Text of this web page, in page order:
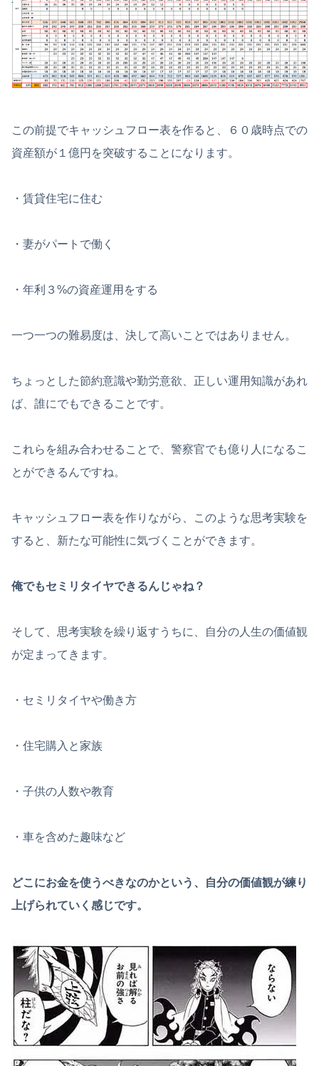
この前提でキャッシュフロー表を作ると、６０歳時点での
資産額が１億円を突破することになります。
・賃貸住宅に住む
・妻がパートで働く
・年利３%の資産運用をする
一つ一つの難易度は、決して高いことではありません。
ちょっとした節約意識や勤労意欲、正しい運用知識があれ
ば、誰にでもできることです。
これらを組み合わせることで、警察官でも億り人になるこ
とができるんですね。
キャッシュフロー表を作りながら、このような思考実験を
すると、新たな可能性に気づくことができます。
俺でもセミリタイヤできるんじゃね？
そして、思考実験を繰り返すうちに、自分の人生の価値観
が定まってきます。
・セミリタイヤや働き方
・住宅購入と家族
・子供の人数や教育
・車を含めた趣味など
どこにお金を使うべきなのかという、自分の価値観が練り
上げられていく感じです。